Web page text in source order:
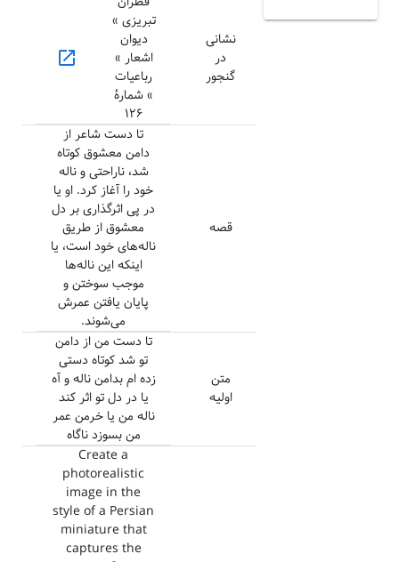
نشانی
در
گنجور
تبریزی »
دیوان
اشعار »
رباعیات
» شمارهٔ
۱۲۶
open_in_new
قصه
تا دست شاعر از
دامن معشوق کوتاه
شد، ناراحتی و ناله
خود را آغاز کرد. او یا
در پی اثرگذاری بر دل
معشوق از طریق
ناله‌های خود است، یا
اینکه این ناله‌ها
موجب سوختن و
پایان یافتن عمرش
می‌شوند.
متن
اولیه
تا دست من از دامن
تو شد کوتاه دستی
زده ام بدامن ناله و آه
یا در دل تو اثر کند
ناله من یا خرمن عمر
من بسوزد ناگاه
Create a
photorealistic
image in the
style of a Persian
miniature that
captures the